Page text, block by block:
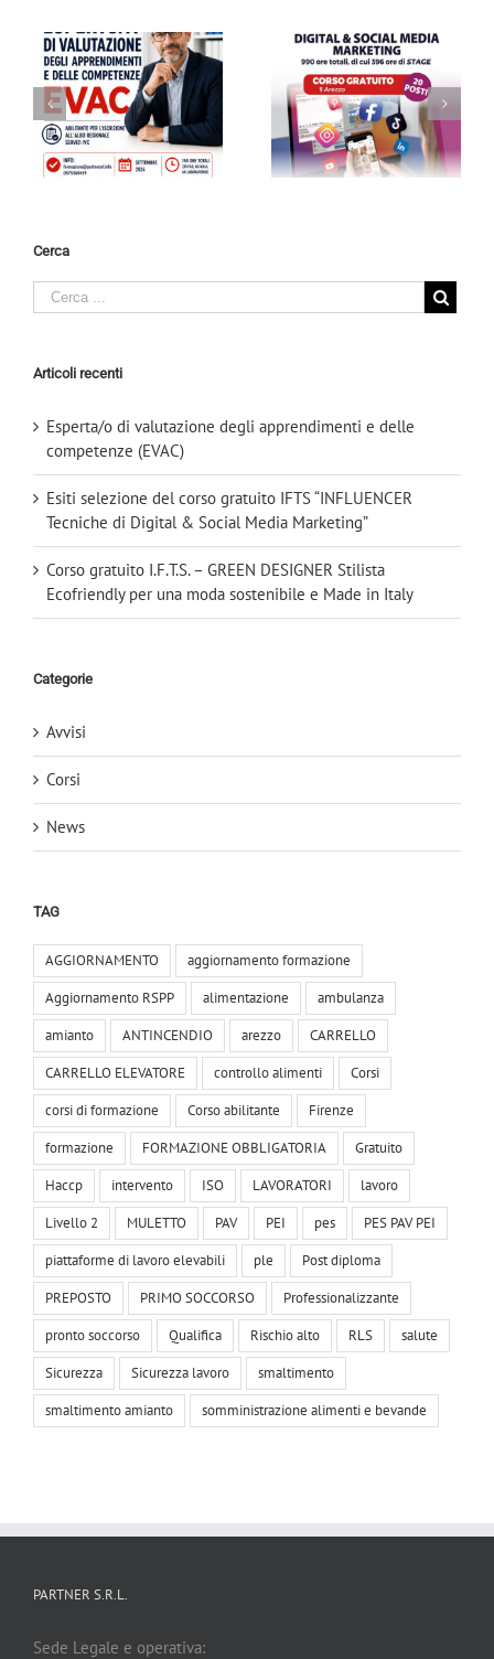
Esiti selezione del
corso gratuito IFTS
“INFLUENCER Tecniche
di Digital & Social
Media Marketing”
Corso gratuito I.F.T.S. –
GREEN DESIGNER
Stilista Ecofriendly per
una moda sostenibile e
Made in Italy
Cerca
Articoli recenti
Esperta/o di valutazione degli apprendimenti e delle
competenze (EVAC)
Esiti selezione del corso gratuito IFTS “INFLUENCER
Tecniche di Digital & Social Media Marketing”
Corso gratuito I.F.T.S. – GREEN DESIGNER Stilista
Ecofriendly per una moda sostenibile e Made in Italy
Categorie
Avvisi
Corsi
News
TAG
AGGIORNAMENTO
aggiornamento formazione
Aggiornamento RSPP
alimentazione
ambulanza
amianto
ANTINCENDIO arezzo
CARRELLO
CARRELLO ELEVATORE
controllo alimenti
Corsi
corsi di formazione
Corso abilitante
Firenze
formazione
FORMAZIONE OBBLIGATORIA
Gratuito
Haccp
intervento ISO LAVORATORI
lavoro
Livello 2
MULETTO PAV PEI pes
PES PAV PEI
piattaforme di lavoro elevabili
ple
Post diploma
PREPOSTO
PRIMO SOCCORSO
Professionalizzante
pronto soccorso
Qualifica Rischio alto RLS
salute
Sicurezza
Sicurezza lavoro
smaltimento
smaltimento amianto
somministrazione alimenti e bevande
PARTNER S.R.L.
Sede Legale e operativa: